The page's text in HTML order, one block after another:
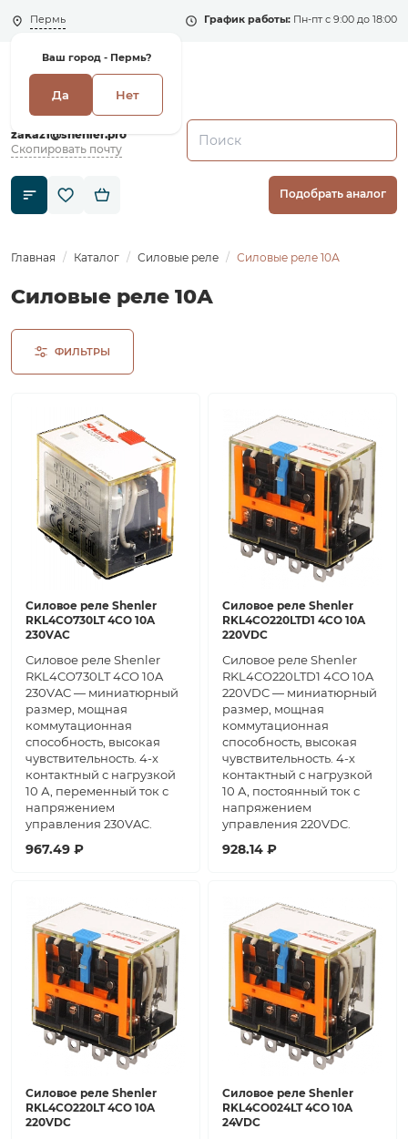
Пермь
Ваш город - Пермь?
Да Нет
График работы: Пн-пт с 9:00 до 18:00
+7 (495) 135-135-5
zakaz1@shenler.pro
Скопировать почту
Подобрать аналог
Главная Каталог Силовые реле Силовые реле 10А
Силовые реле 10А
ФИЛЬТРЫ
Силовое реле Shenler
RKL4CO730LT 4CO 10A
230VAC
Силовое реле Shenler
RKL4CO730LT 4CO 10A
230VAC — миниатюрный
размер, мощная
коммутационная
способность, высокая
чувствительность. 4-х
контактный с нагрузкой
10 А, переменный ток с
напряжением
управления 230VAC.
967.49 ₽
Силовое реле Shenler
RKL4CO220LTD1 4CO 10A
220VDC
Силовое реле Shenler
RKL4CO220LTD1 4CO 10A
220VDC — миниатюрный
размер, мощная
коммутационная
способность, высокая
чувствительность. 4-х
контактный с нагрузкой
10 А, постоянный ток с
напряжением
управления 220VDC.
928.14 ₽
Силовое реле Shenler
RKL4CO220LT 4CO 10A
220VDC
Силовое реле Shenler
RKL4CO024LT 4CO 10A
24VDC